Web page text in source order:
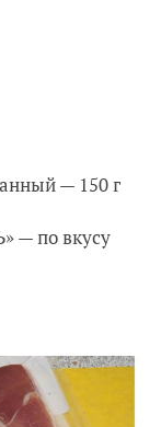
— 150 г
— по вкусу